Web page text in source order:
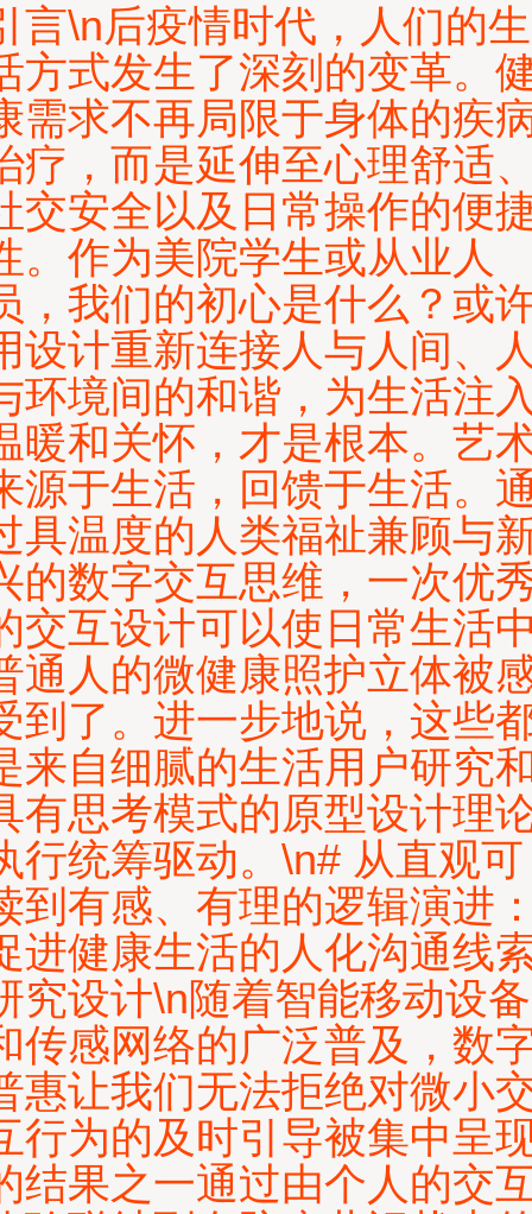
言\n后疫情时代，人们的生
方式发生了深刻的变革。
需求不再局限于身体的疾
疗，而是延伸至心理舒适
交安全以及日常操作的便
。作为美院学生或从业人
，我们的初心是什么？或
设计重新连接人与人间、
环境间的和谐，为生活注
暖和关怀，才是根本。艺
源于生活，回馈于生活。
具温度的人类福祉兼顾与
的数字交互思维，一次优
交互设计可以使日常生活
通人的微健康照护立体被
到了。进一步地说，这些
来自细腻的生活用户研究
有思考模式的原型设计理
行统筹驱动。\n# 从直观可
到有感、有理的逻辑演进
进健康生活的人化沟通线
究设计\n随着智能移动设备
传感网络的广泛普及，数
惠让我们无法拒绝对微小
行为的及时引导被集中呈
结果之一通过由个人的交